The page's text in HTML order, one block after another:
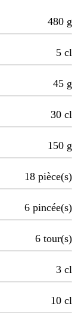
480 g
5 cl
45 g
30 cl
150 g
18 pièce(s)
6 pincée(s)
6 tour(s)
3 cl
10 cl